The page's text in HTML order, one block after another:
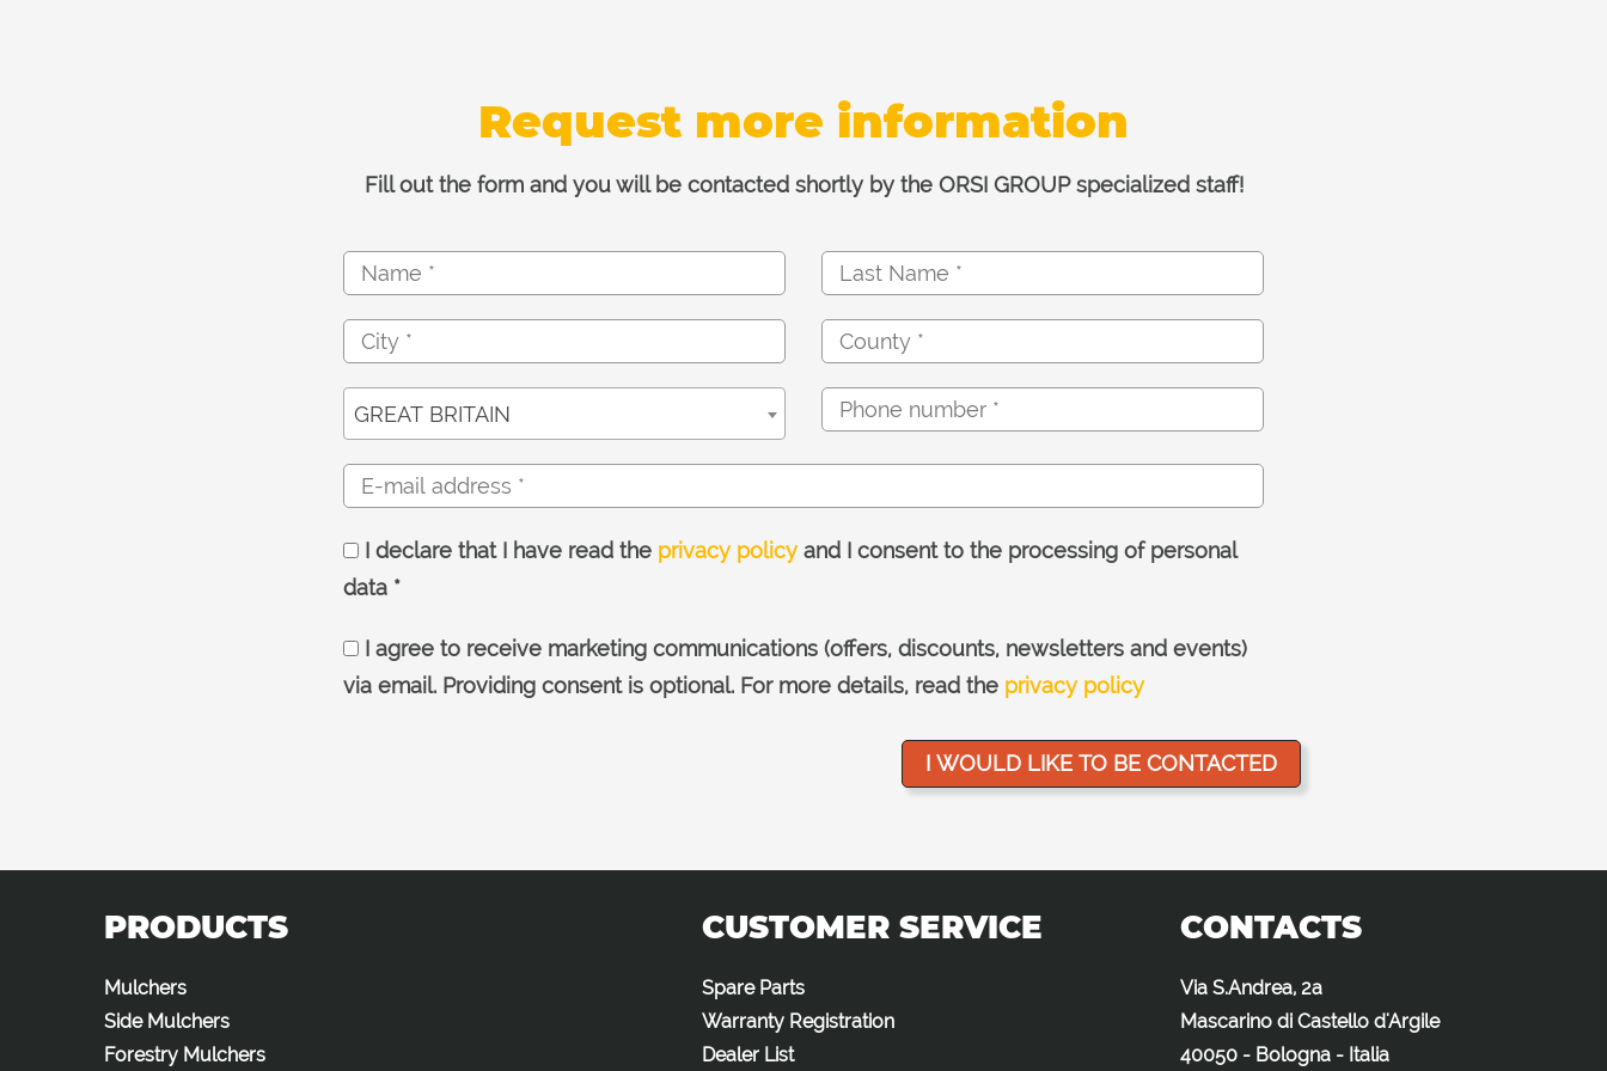
Request more information
Fill out the form and you will be contacted shortly by the ORSI GROUP specialized staff!
GREAT BRITAIN
I declare that I have read the privacy policyand I consent to the processing of personal
data *
I agree to receive marketing communications (offers, discounts, newsletters and events)
via email. Providing consent is optional. For more details, read the privacy policy
PRODUCTS
Mulchers
Side Mulchers
Forestry Mulchers
CUSTOMER SERVICE
Spare Parts
Warranty Registration
Dealer List
CONTACTS
Via S.Andrea, 2a
Mascarino di Castello d'Argile
40050 - Bologna - Italia